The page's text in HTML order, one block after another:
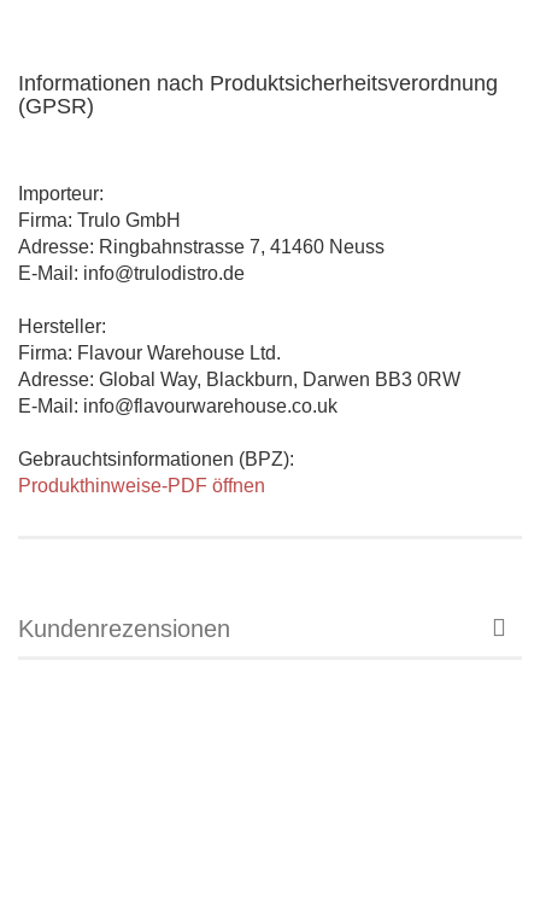
Informationen nach Produktsicherheitsverordnung
(GPSR)
Importeur:
Firma: Trulo GmbH
Adresse: Ringbahnstrasse 7, 41460 Neuss
E-Mail: info@trulodistro.de
Hersteller:
Firma: Flavour Warehouse Ltd.
Adresse: Global Way, Blackburn, Darwen BB3 0RW
E-Mail: info@flavourwarehouse.co.uk
Gebrauchtsinformationen (BPZ):
Produkthinweise-PDF öffnen
Kundenrezensionen